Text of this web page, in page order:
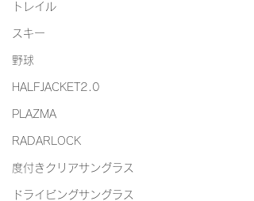
トレイル
スキー
野球
HALFJACKET2.0
PLAZMA
RADARLOCK
度付きクリアサングラス
ドライビングサングラス